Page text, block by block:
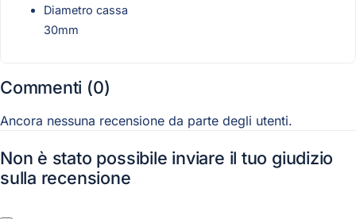
Diametro cassa
30mm
Commenti (0)
Ancora nessuna recensione da parte degli utenti.
Non è stato possibile inviare il tuo giudizio
sulla recensione